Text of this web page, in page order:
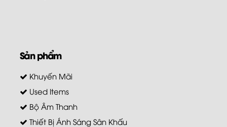
Sản phẩm
Khuyến Mãi
Used Items
Bộ Âm Thanh
Thiết Bị Ánh Sáng Sân Khấu